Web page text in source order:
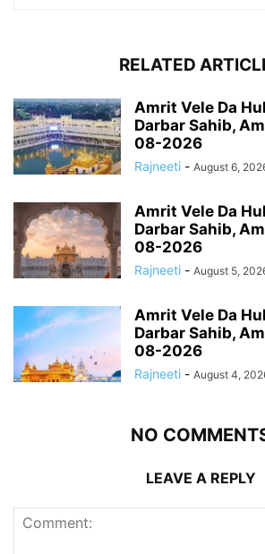
RELATED
Amrit Vele Da
Darbar Sahib,
08-2026
Rajneeti - August 6,
Amrit Vele Da
Darbar Sahib,
08-2026
Rajneeti - August 5,
Amrit Vele Da
Darbar Sahib,
08-2026
Rajneeti - August 4,
NO
LEAVE A REPLY